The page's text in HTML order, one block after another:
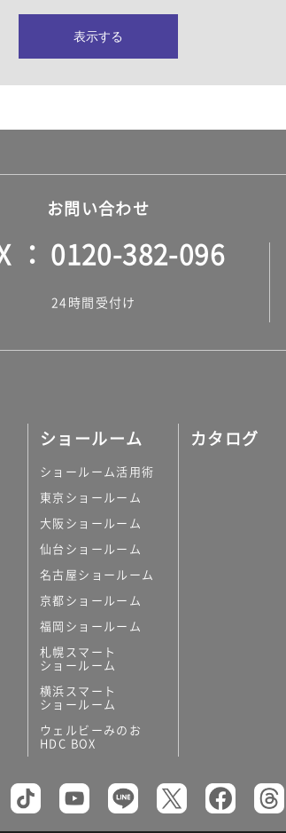
表示する
お問い合わせ
0120-382-096
24時間受付け
ショールーム
ショールーム活用術
東京ショールーム
大阪ショールーム
仙台ショールーム
名古屋ショールーム
京都ショールーム
福岡ショールーム
札幌スマート
ショールーム
横浜スマート
ショールーム
ウェルビーみのお
HDC BOX
カタログ